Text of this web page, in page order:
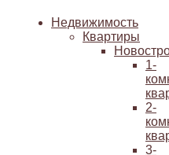
Недвижимость
Квартиры
1-
2-
3-